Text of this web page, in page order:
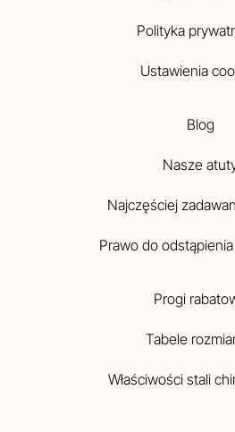
Polityka
Ustawienia
Blog
Nasze
Najczęściej
Prawo do
Progi
Tabele
Właściwości stali